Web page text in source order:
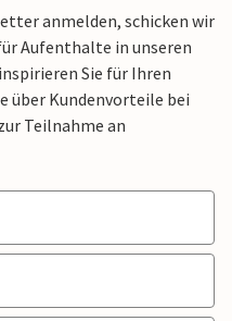
anmelden, schicken wir
Aufenthalte in unseren
Sie für Ihren
über Kundenvorteile bei
Teilnahme an